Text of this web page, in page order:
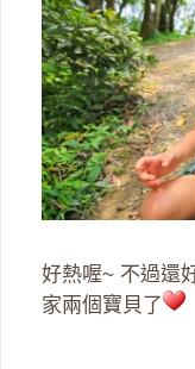
好熱喔~ 不過還
家兩個寶貝了